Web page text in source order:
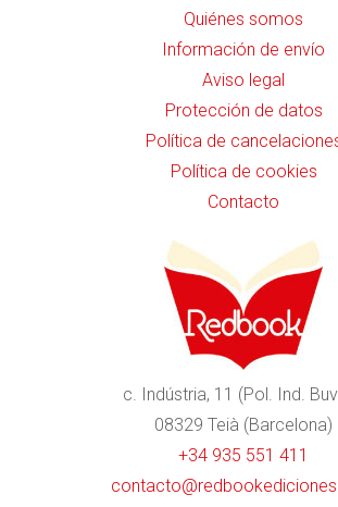
Quiénes somos
Información de envío
Aviso legal
Protección de datos
Política de
Política de cookies
Contacto
c. Indústria, 11 (Pol. Ind.
08329 Teià (Barcelona)
+34 935 551 411